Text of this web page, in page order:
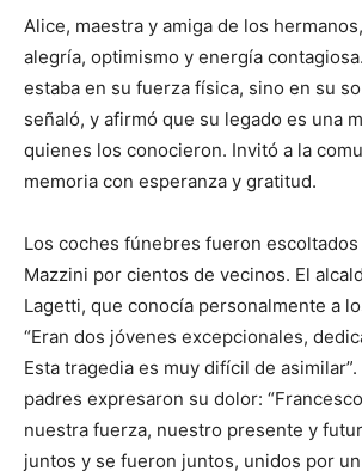
Alice, maestra y amiga de los
alegría, optimismo y energía
estaba en su fuerza física, sino en su
señaló, y afirmó que su legado es una
quienes los conocieron. Invitó a la
memoria con esperanza y gratitud.
Los coches fúnebres fueron escoltados
Mazzini por cientos de vecinos. El
Lagetti, que conocía personalmente a
“Eran dos jóvenes excepcionales,
Esta tragedia es muy difícil de
padres expresaron su dolor:
nuestra fuerza, nuestro presente y
juntos y se fueron juntos, unidos por